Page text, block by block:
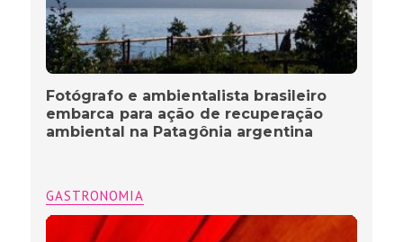
Fotógrafo e ambientalista brasileiro
embarca para ação de recuperação
ambiental na Patagônia argentina
GASTRONOMIA